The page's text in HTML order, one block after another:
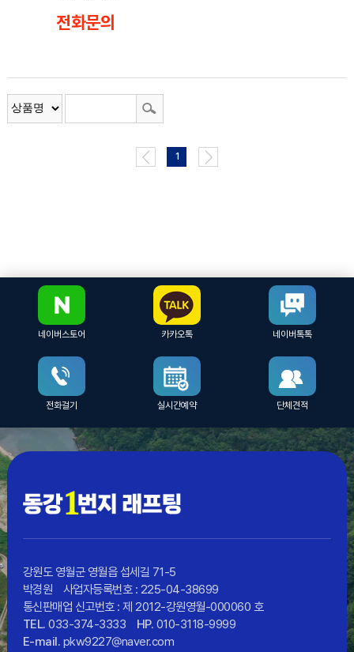
전화문의
1
네이버스토어 카카오톡 네이버톡톡
전화걸기 실시간예약 단체견적
강원도 영월군 영월읍 섭세길 71-5
박경원
사업자등록번호 : 225-04-38699
통신판매업 신고번호 : 제 2012-강원영월-000060 호
TEL. 033-374-3333 HP. 010-3118-9999
E-mail. pkw9227@naver.com